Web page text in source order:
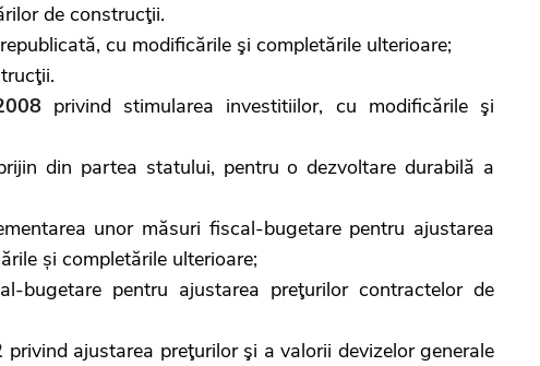
de construcţii.
cu modificările şi completările ulterioare;
privind stimularea investitiilor, cu modificările şi
din partea statului, pentru o dezvoltare durabilă a
unor măsuri fiscal-bugetare pentru ajustarea
și completările ulterioare;
bugetare pentru ajustarea preţurilor contractelor de
privind ajustarea preţurilor şi a valorii devizelor generale